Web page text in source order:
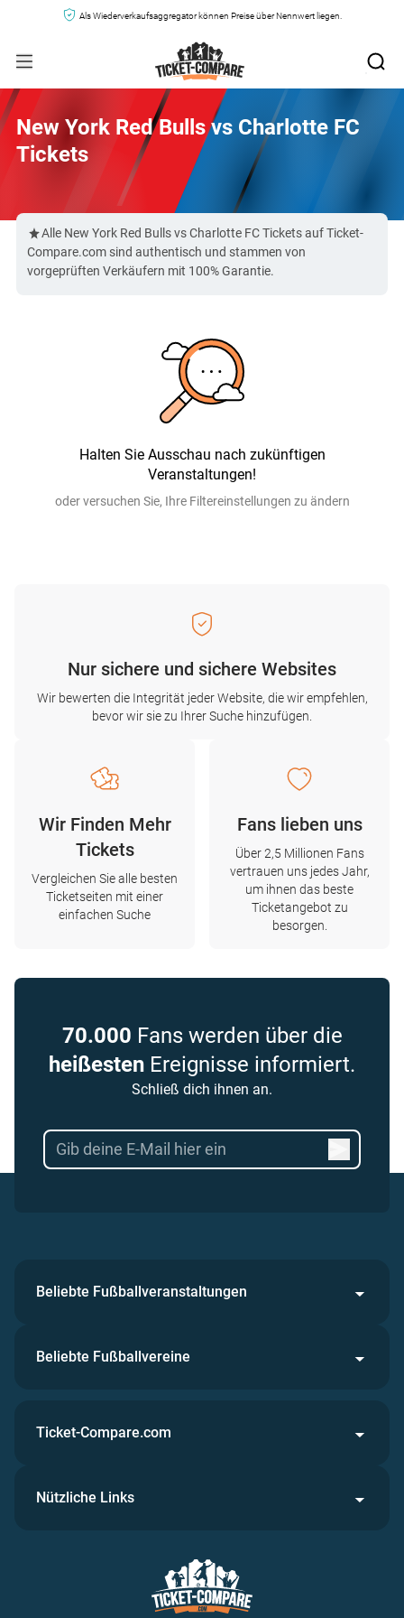
Als Wiederverkaufsaggregator können Preise über Nennwert liegen.
New York Red Bulls vs Charlotte FC
Tickets
Alle New York Red Bulls vs Charlotte FC Tickets auf Ticket-
Compare.com sind authentisch und stammen von
vorgeprüften Verkäufern mit 100% Garantie.
Halten Sie Ausschau nach zukünftigen
Veranstaltungen!
oder versuchen Sie, Ihre Filtereinstellungen zu ändern
Nur sichere und sichere Websites
Wir bewerten die Integrität jeder Website, die wir empfehlen,
bevor wir sie zu Ihrer Suche hinzufügen.
Wir Finden Mehr
Tickets
Vergleichen Sie alle besten
Ticketseiten mit einer
einfachen Suche
Fans lieben uns
Über 2,5 Millionen Fans
vertrauen uns jedes Jahr,
um ihnen das beste
Ticketangebot zu
besorgen.
70.000 Fans werden über die
heißesten Ereignisse informiert.
Schließ dich ihnen an.
Beliebte Fußballveranstaltungen
Beliebte Fußballvereine
Ticket-Compare.com
Nützliche Links